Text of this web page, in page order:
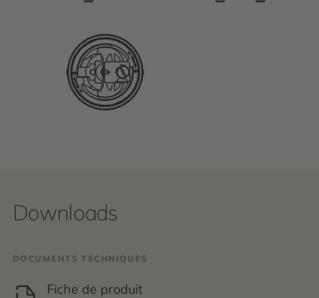
Downloads
DOCUMENTS TECHNIQUES
Fiche de produit